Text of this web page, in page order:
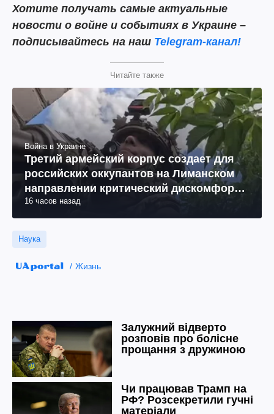
Хотите получать самые актуальные
новости о войне и событиях в Украине –
подписывайтесь на наш Telegram-канал!
Читайте также
Война в Украине
Третий армейский корпус создает для
российских оккупантов на Лиманском
направлении критический дискомфорт:
как это удалось
16 часов назад
Наука
Жизнь